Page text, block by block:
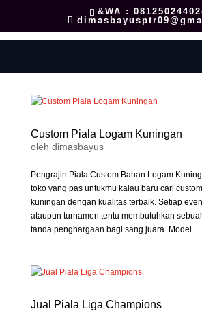
&WA :
Custom Piala Logam Kuningan
oleh dimasbayus
Pengrajin Piala Custom Bahan Logam
toko yang pas untukmu kalau baru cari
kuningan dengan kualitas terbaik. Setiap
ataupun turnamen tentu membutuhkan
tanda penghargaan bagi sang juara. Model...
Jual Piala Liga Champions